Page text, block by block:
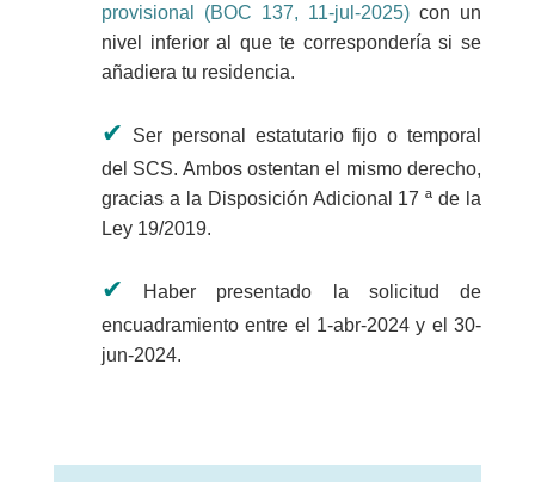
provisional (BOC 137, 11-jul-2025) con un
nivel inferior al que te correspondería si se
añadiera tu residencia.
✔
Ser personal estatutario fijo o temporal
del SCS. Ambos ostentan el mismo derecho,
gracias a la Disposición Adicional 17 ª de la
Ley 19/2019.
✔
Haber presentado la solicitud de
encuadramiento entre el 1-abr-2024 y el 30-
jun-2024.